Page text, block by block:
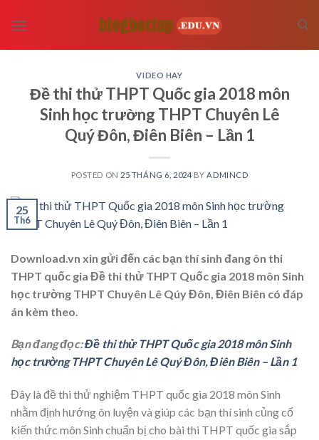
VIDEO HAY
Đề thi thử THPT Quốc gia 2018 môn
Sinh học trường THPT Chuyên Lê
Quý Đôn, Điên Biên – Lần 1
POSTED ON 25 THÁNG 6, 2024 BY ADMINCD
25
Th6
Download.vn xin gửi đến các bạn thí sinh đang ôn thi
THPT quốc gia Đề thi thử THPT Quốc gia 2018 môn Sinh
học trường THPT Chuyên Lê Qúy Đôn, Điên Biên có đáp
án kèm theo.
Bạn đang đọc:Đề thi thử THPT Quốc gia 2018 môn Sinh
học trường THPT Chuyên Lê Quý Đôn, Điên Biên – Lần 1
Đây là đề thi thử nghiệm THPT quốc gia 2018 môn Sinh
nhằm định hướng ôn luyện và giúp các bạn thí sinh củng cố
kiến thức môn Sinh chuẩn bị cho bài thi THPT quốc gia sắp